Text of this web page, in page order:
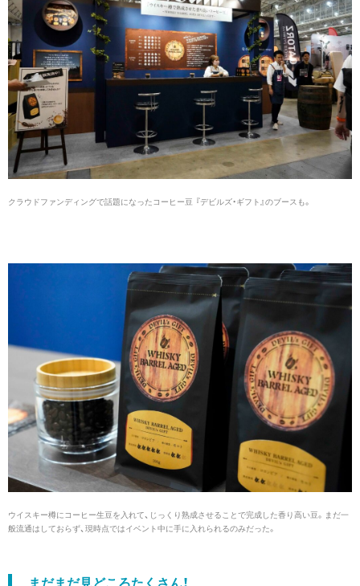
クラウドファンディングで話題になったコーヒー豆 『デビルズ・ギフト』のブースも。
ウイスキー樽にコーヒー生豆を入れて、じっくり熟成させることで完成した香り高い豆。まだ一
般流通はしておらず、現時点ではイベント中に手に入れられるのみだった。
まだまだ見どころたくさん！